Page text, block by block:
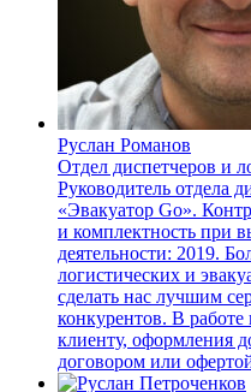
Руслан Романов
Отдел диспетчеров и
Руководитель отдела
«Эвакуатор Go».
и комплектность при
деятельности: 2019.
логистических и
сделать нас лучшим
конкурентов. В
клиенту, оформления
договором или